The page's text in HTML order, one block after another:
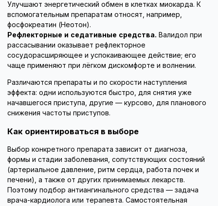
Улучшают энергетический обмен в клетках миокарда. К
вспомогательным препаратам относят, например,
фосфокреатин (Неотон).
Рефлекторные и седативные средства. Валидол при
рассасывании оказывает рефлекторное
сосудорасширяющее и успокаивающее действие; его
чаще применяют при лёгком дискомфорте и волнении.
Различаются препараты и по скорости наступления
эффекта: одни используются быстро, для снятия уже
начавшегося приступа, другие — курсово, для планового
снижения частоты приступов.
Как ориентироваться в выборе
Выбор конкретного препарата зависит от диагноза,
формы и стадии заболевания, сопутствующих состояний
(артериальное давление, ритм сердца, работа почек и
печени), а также от других принимаемых лекарств.
Поэтому подбор антиангинального средства — задача
врача-кардиолога или терапевта. Самостоятельная